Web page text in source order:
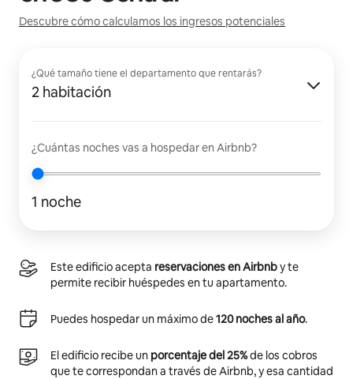
Descubre cómo calculamos los ingresos potenciales
¿Qué tamaño tiene el departamento que rentarás?
2 habitación
¿Cuántas noches vas a hospedar en Airbnb?
1 noche
Este edificio acepta reservaciones en Airbnby te
permite recibir huéspedes en tu apartamento.
Puedes hospedar un máximo de120 noches al año.
El edificio recibe un porcentaje del 25%de los cobros
que te correspondan a través de Airbnb, y esa cantidad